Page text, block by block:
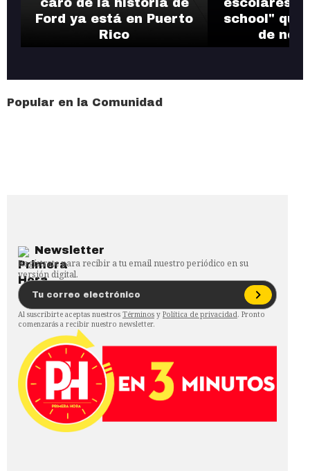
Ford ya está en Puerto
Rico
school" que
de
Popular en la Comunidad
Newsletter
Regístrate para recibir a tu email nuestro periódico en su
versión digital.
Al suscribirte aceptas nuestros Términos y Política de privacidad. Pronto
comenzarás a recibir nuestro newsletter.